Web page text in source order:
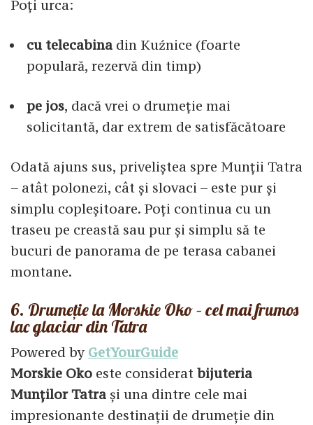
Poți urca:
cu telecabina din Kuźnice (foarte
populară, rezervă din timp)
pe jos, dacă vrei o drumeție mai
solicitantă, dar extrem de satisfăcătoare
Odată ajuns sus, priveliștea spre Munții Tatra
– atât polonezi, cât și slovaci – este pur și
simplu copleșitoare. Poți continua cu un
traseu pe creastă sau pur și simplu să te
bucuri de panorama de pe terasa cabanei
montane.
6. Drumeție la Morskie Oko – cel mai frumos
lac glaciar din Tatra
Powered by GetYourGuide
Morskie Oko este considerat bijuteria
Munților Tatra și una dintre cele mai
impresionante destinații de drumeție din